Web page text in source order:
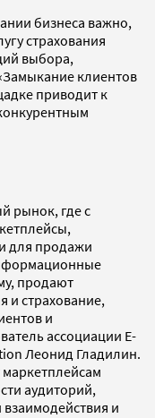
бизнеса важно,
страхования
выбора,
клиентов
приводит к
рынок, где с
для продажи
продают
и страхование,
и
ассоциации E-
Леонид Гладилин.
аудиторий,
и